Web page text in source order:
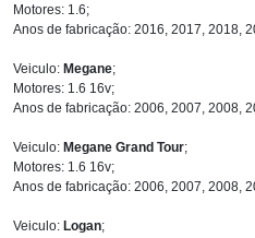
Motores: 1.6;
Anos de fabricação: 2016, 2017, 2018,
Veiculo: Megane;
Motores: 1.6 16v;
Anos de fabricação: 2006, 2007, 2008,
Veiculo: Megane Grand Tour;
Motores: 1.6 16v;
Anos de fabricação: 2006, 2007, 2008,
Veiculo: Logan;